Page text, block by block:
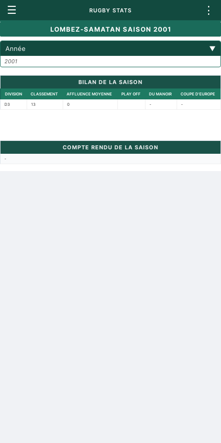
☰ RUGBY STATS ⋮
LOMBEZ-SAMATAN SAISON 2001
Année ▼
2001
BILAN DE LA SAISON
DIVISION CLASSEMENT AFFLUENCE MOYENNE PLAY OFF DU MANOIR COUPE D'EUROPE
D3 13 0 - -
COMPTE RENDU DE LA SAISON
-